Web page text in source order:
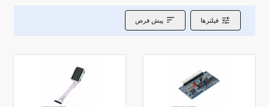
فیلترها پیش فرض